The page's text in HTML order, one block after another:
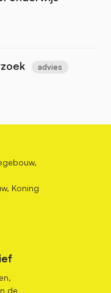
advies
Koning
de